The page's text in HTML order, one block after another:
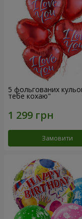
5 фольгованих
тебе кохаю"
Замовити